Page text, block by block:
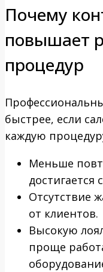
Почему
повышает
процедур
быстрее, если
каждую
Меньше
Отсутствие
от клиентов.
Высокую
проще